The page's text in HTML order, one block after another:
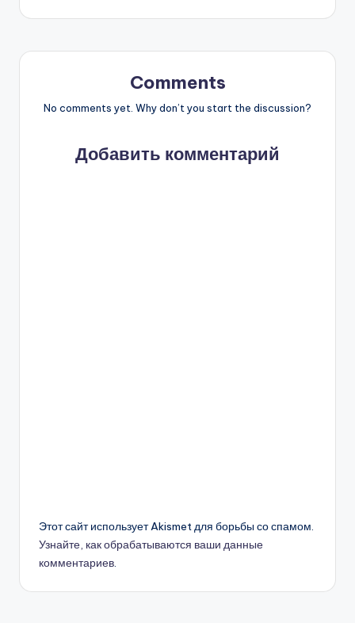
Comments
No comments yet. Why don’t you start the discussion?
Добавить комментарий
Этот сайт использует Akismet для борьбы со спамом.
Узнайте, как обрабатываются ваши данные
комментариев.